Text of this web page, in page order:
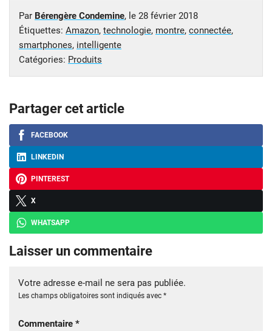
Par Bérengère Condemine, le 28 février 2018
Étiquettes: Amazon, technologie, montre, connectée,
smartphones, intelligente
Catégories: Produits
Partager cet article
FACEBOOK
LINKEDIN
PINTEREST
X
WHATSAPP
Laisser un commentaire
Votre adresse e-mail ne sera pas publiée.
Les champs obligatoires sont indiqués avec *
Commentaire *